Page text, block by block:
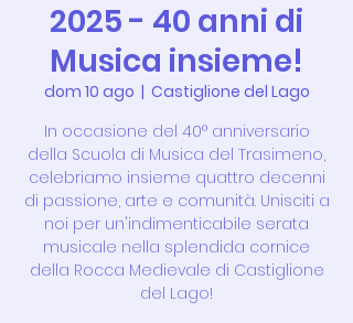
2025 - 40 anni di
Musica insieme!
dom 10 ago
  |
Castiglione del Lago
In occasione del 40° anniversario
della Scuola di Musica del Trasimeno,
celebriamo insieme quattro decenni
di passione, arte e comunità. Unisciti a
noi per un'indimenticabile serata
musicale nella splendida cornice
della Rocca Medievale di Castiglione
del Lago!